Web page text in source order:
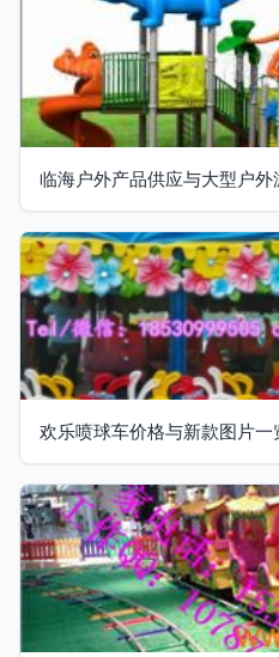
临海户外产品供应与大型户
欢乐喷球车价格与新款图片